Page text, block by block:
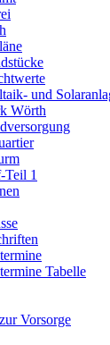
und
Wörth
Teil 1
Tabelle
Vorsorge